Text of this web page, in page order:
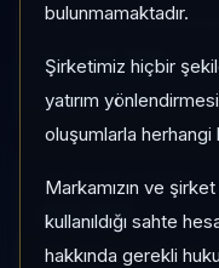
bulunmamaktadır.
Şirketimiz hiçbir
yatırım
oluşumlarla herhangi
Markamızın ve
kullanıldığı sahte
hakkında gerekli
1 AY VE 3 AY
%-11,48
3 Ay:%-30,27
KATEGORI KONUMU
65/65
Momentum bazlı